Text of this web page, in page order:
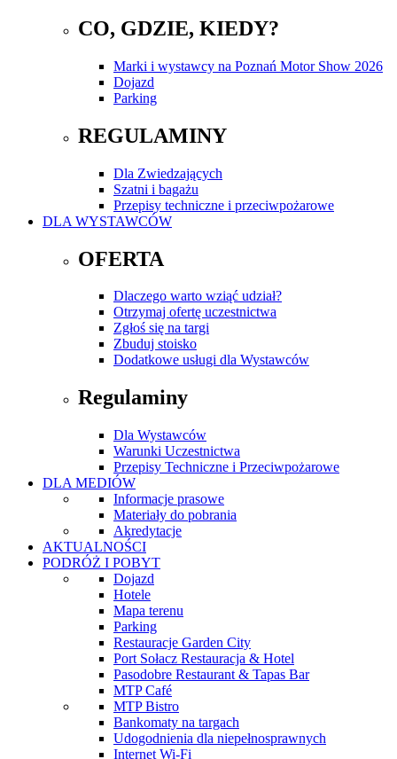
CO, GDZIE, KIEDY?
Marki i wystawcy na Poznań Motor Show 2026
Dojazd
Parking
REGULAMINY
Dla Zwiedzających
Szatni i bagażu
Przepisy techniczne i przeciwpożarowe
DLA WYSTAWCÓW
OFERTA
Dlaczego warto wziąć udział?
Otrzymaj ofertę uczestnictwa
Zgłoś się na targi
Zbuduj stoisko
Dodatkowe usługi dla Wystawców
Regulaminy
Dla Wystawców
Warunki Uczestnictwa
Przepisy Techniczne i Przeciwpożarowe
DLA MEDIÓW
Informacje prasowe
Materiały do pobrania
Akredytacje
AKTUALNOŚCI
PODRÓŻ I POBYT
Dojazd
Hotele
Mapa terenu
Parking
Restauracje Garden City
Port Sołacz Restauracja & Hotel
Pasodobre Restaurant & Tapas Bar
MTP Café
MTP Bistro
Bankomaty na targach
Udogodnienia dla niepełnosprawnych
Internet Wi-Fi